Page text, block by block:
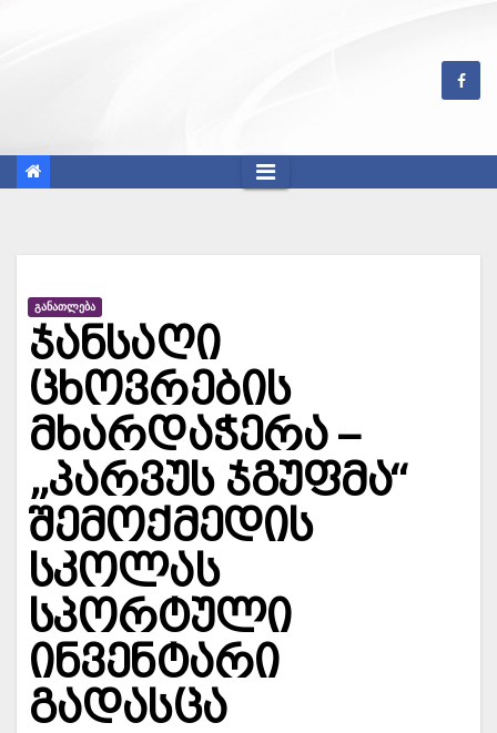
ᲒᲐᲜᲐᲗᲚᲔᲑᲐ
ჯანსაღი
ცხოვრების
მხარდაჭერა –
„პარვუს ჯგუფმა“
შემოქმედის
სკოლას
სპორტული
ინვენტარი
გადასცა